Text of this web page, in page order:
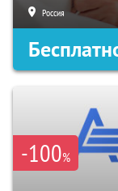
Россия
-100%